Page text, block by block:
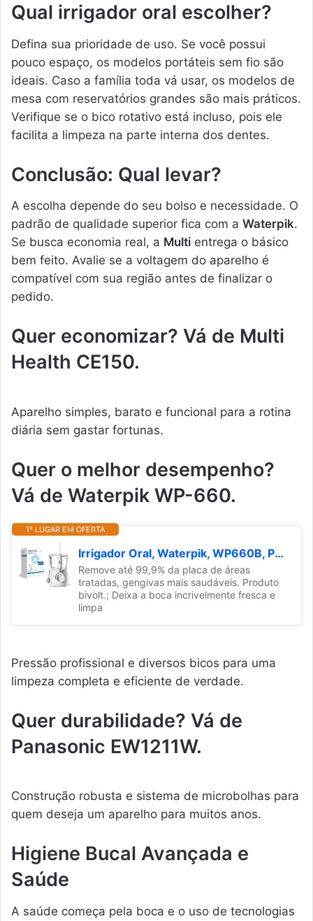
Qual irrigador oral escolher?
Defina sua prioridade de uso. Se você possui
pouco espaço, os modelos portáteis sem fio são
ideais. Caso a família toda vá usar, os modelos de
mesa com reservatórios grandes são mais práticos.
Verifique se o bico rotativo está incluso, pois ele
facilita a limpeza na parte interna dos dentes.
Conclusão: Qual levar?
A escolha depende do seu bolso e necessidade. O
padrão de qualidade superior fica com a Waterpik.
Se busca economia real, a Multi entrega o básico
bem feito. Avalie se a voltagem do aparelho é
compatível com sua região antes de finalizar o
pedido.
Quer economizar? Vá de Multi
Health CE150.
Aparelho simples, barato e funcional para a rotina
diária sem gastar fortunas.
Quer o melhor desempenho?
Vá de Waterpik WP-660.
1º LUGAR EM OFERTA
Irrigador Oral, Waterpik, WP660B, Predominante Branco
Remove até 99,9% da placa de áreas
tratadas, gengivas mais saudáveis. Produto
bivolt.; Deixa a boca incrivelmente fresca e
limpa
Pressão profissional e diversos bicos para uma
limpeza completa e eficiente de verdade.
Quer durabilidade? Vá de
Panasonic EW1211W.
Construção robusta e sistema de microbolhas para
quem deseja um aparelho para muitos anos.
Higiene Bucal Avançada e
Saúde
A saúde começa pela boca e o uso de tecnologias